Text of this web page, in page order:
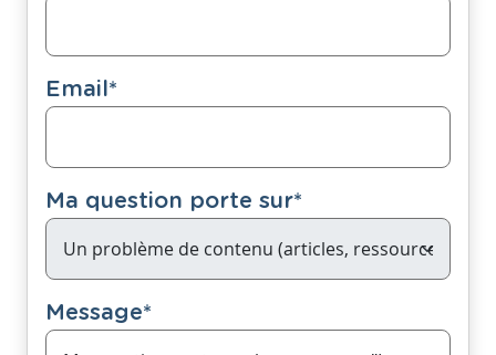
Email*
Ma question porte sur*
Message*